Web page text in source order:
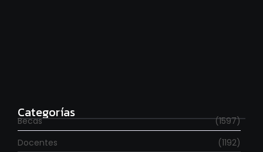
Categorías
Becas
(1597)
Docentes
(1192)